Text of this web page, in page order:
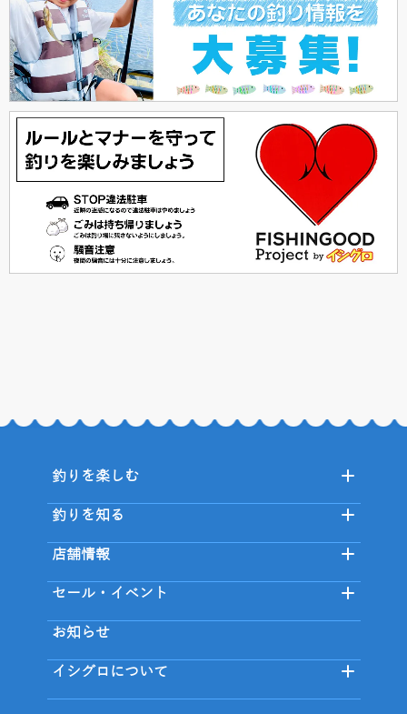
釣りを楽しむ
釣りを知る
店舗情報
セール・イベント
お知らせ
イシグロについて